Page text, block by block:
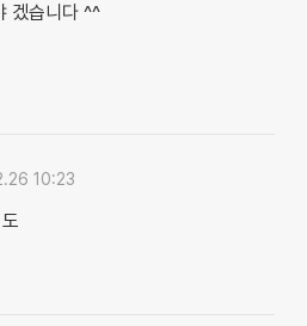
겠습니다 ^^
10:23